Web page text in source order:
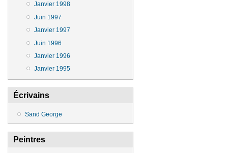
Janvier 1998
Juin 1997
Janvier 1997
Juin 1996
Janvier 1996
Janvier 1995
Écrivains
Sand George
Peintres